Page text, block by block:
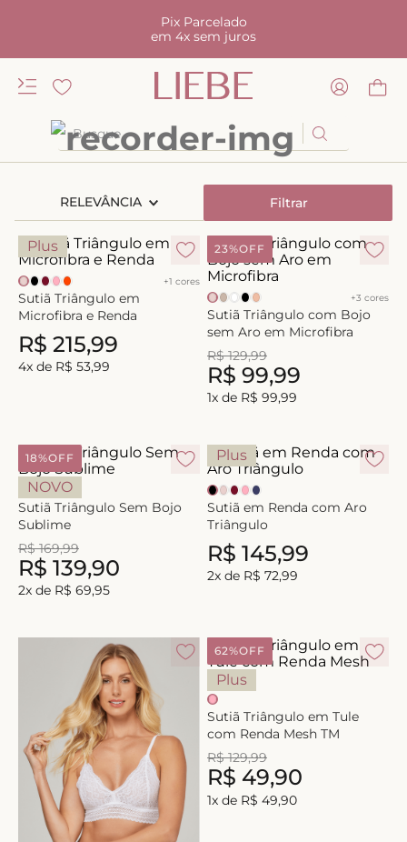
Pix Parcelado
em 4x sem juros
Busque
RELEVÂNCIA Filtrar
Plus
+1 cores
Sutiã Triângulo em
Microfibra e Renda
R$ 215,99
4x de R$ 53,99
23%OFF
+3 cores
Sutiã Triângulo com Bojo
sem Aro em Microfibra
R$ 129,99
R$ 99,99
1x de R$ 99,99
18%OFF
NOVO
Sutiã Triângulo Sem Bojo
Sublime
R$ 169,99
R$ 139,90
2x de R$ 69,95
Plus
Sutiã em Renda com Aro
Triângulo
R$ 145,99
2x de R$ 72,99
62%OFF
Plus
Sutiã Triângulo em Tule
com Renda Mesh TM
R$ 129,99
R$ 49,90
1x de R$ 49,90
kiss me
camisola
sutiã
calcinha renda
anatomic
calcinha alta
calcinha
short doll